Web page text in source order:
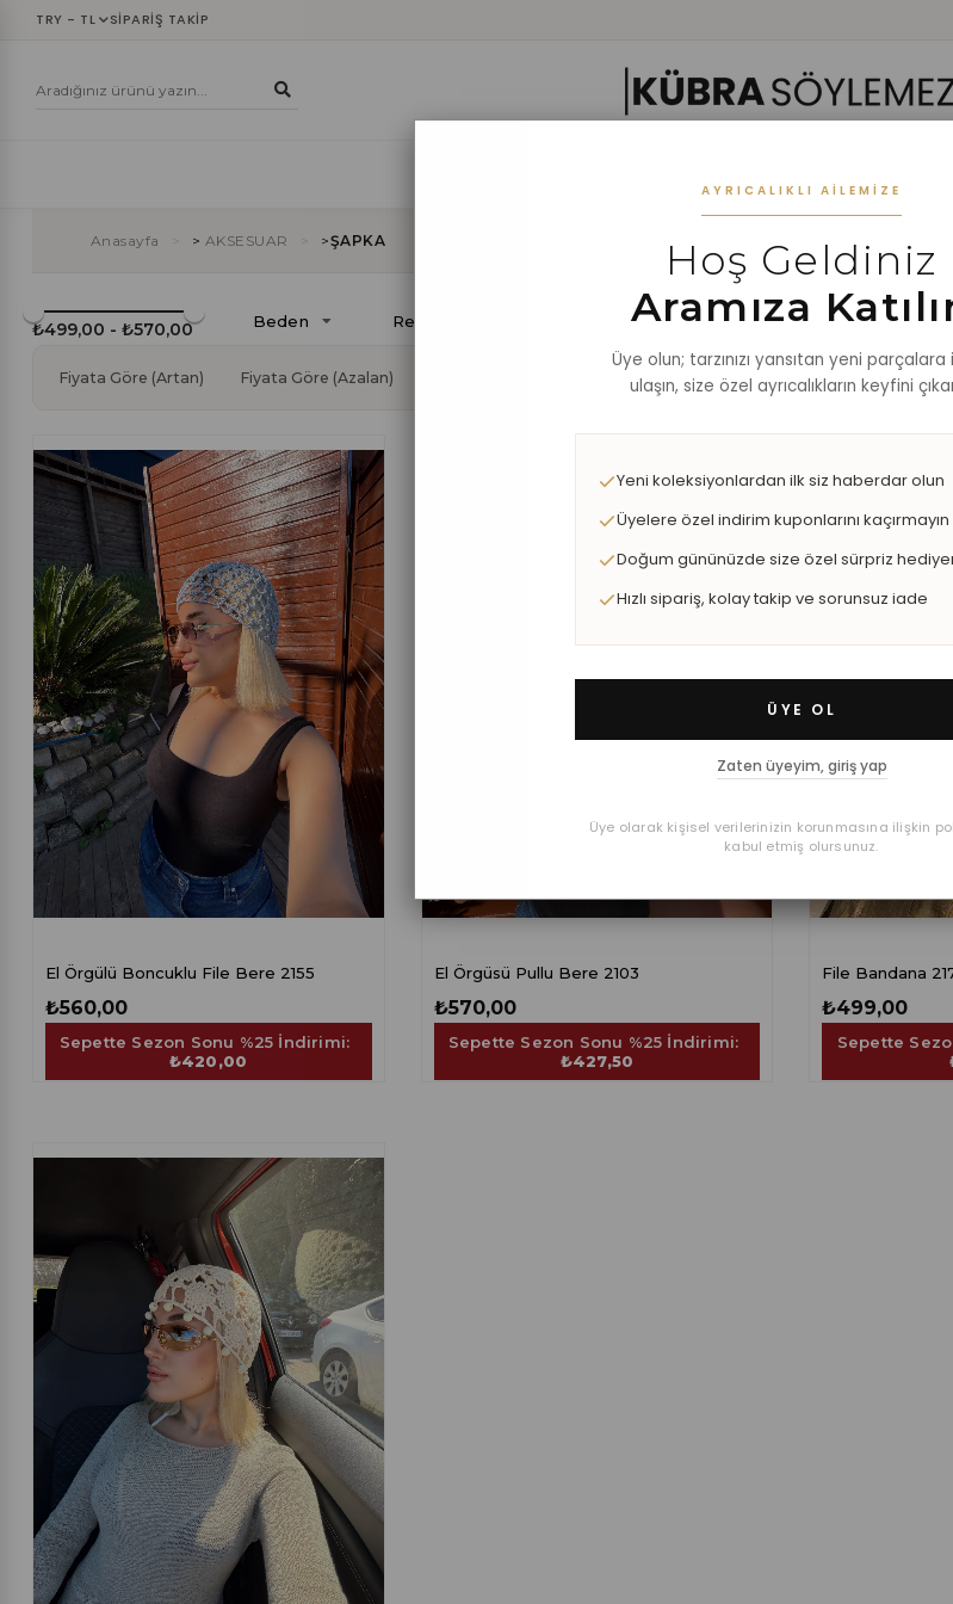
TRY - TL SIPARIŞ TAKIP
Anasayfa > AKSESUAR >ŞAPKA
₺499,00 - ₺570,00 Beden Renk
Fiyata Göre (Artan) Fiyata Göre (Azalan) Ürün Adına Göre (Z<A) Stoktakiler
El Örgülü Boncuklu File Bere 2155
₺560,00
Sepette Sezon Sonu %25 İndirimi:
₺420,00
El Örgüsü Pullu Bere 2103
₺570,00
Sepette Sezon Sonu %25 İndirimi:
₺427,50
File Bandana
₺499,00
Sepette
AYRICALIKLI AILEMIZE
Hoş Geldiniz
Aramıza
Üye olun; tarzınızı yansıtan yeni parçalara
ulaşın, size özel ayrıcalıkların keyfini
Yeni koleksiyonlardan ilk siz haberdar olun
Üyelere özel indirim kuponlarını kaçırmayın
Doğum gününüzde size özel sürpriz
Hızlı sipariş, kolay takip ve sorunsuz iade
ÜYE OL
Zaten üyeyim, giriş yap
Üye olarak kişisel verilerinizin korunmasına ilişkin
kabul etmiş olursunuz.